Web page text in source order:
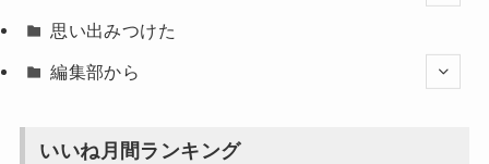
思い出みつけた
編集部から
いいね月間ランキング